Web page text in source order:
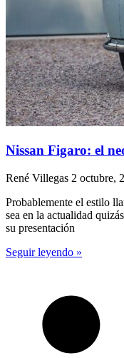
Nissan Figaro: el
René Villegas 2 octubre,
Probablemente el estilo
sea en la actualidad
su presentación
Seguir leyendo »